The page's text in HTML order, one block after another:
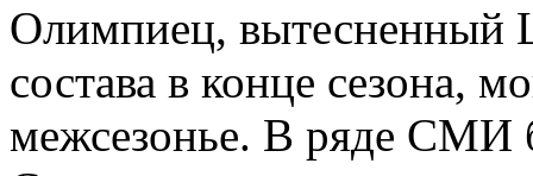
Олимпиец, вытесненный
состава в конце сезона,
межсезонье. В ряде СМИ